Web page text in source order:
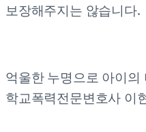
보장해주지는 않습니다.
억울한 누명으로 아이
학교폭력전문변호사 이